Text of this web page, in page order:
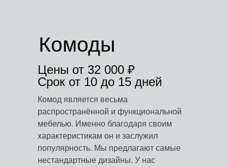
Комод является весьма
распространённой и функциональной
мебелью. Именно благодаря своим
характеристикам он и заслужил
популярность. Мы предлагают самые
нестандартные дизайны. У нас
Комоды
Цены от 32 000 ₽
Срок от 10 до 15 дней